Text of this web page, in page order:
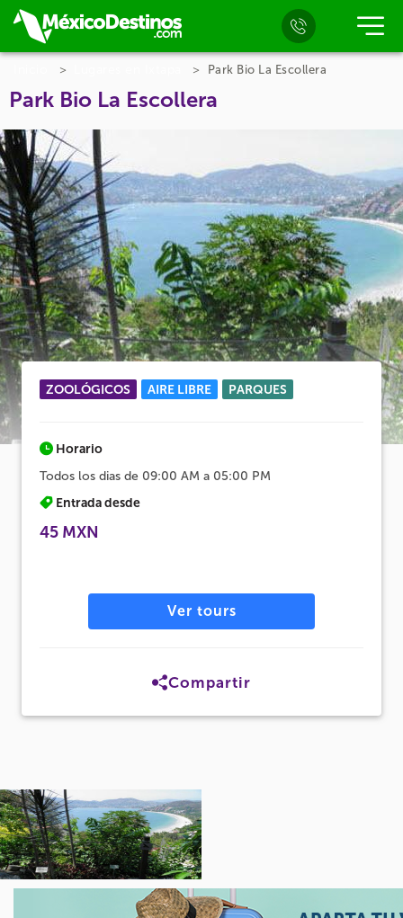
Park Bio La Escollera
Park Bio La Escollera
ZOOLÓGICOS AIRE LIBRE PARQUES
Horario
Todos los dias de 09:00 AM a 05:00 PM
Entrada desde
45 MXN
Ver tours
Compartir